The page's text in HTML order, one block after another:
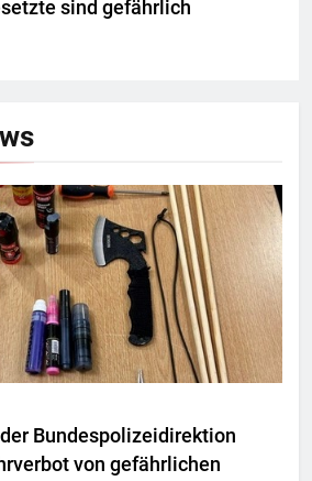
sind gefährlich
der Bundespolizeidirektion
von gefährlichen